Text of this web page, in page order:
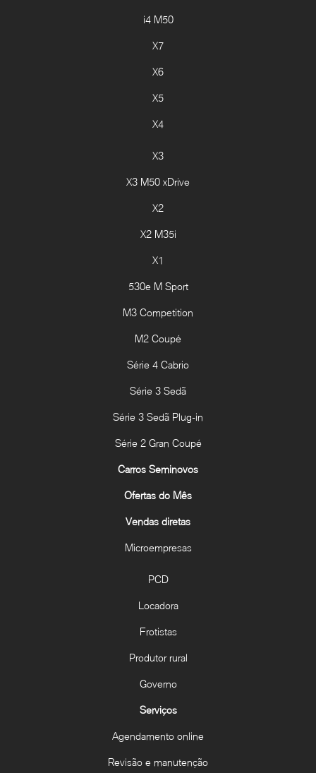
i4 M50
X7
X6
X5
X4
X3
X3 M50 xDrive
X2
X2 M35i
X1
530e M Sport
M3 Competition
M2 Coupé
Série 4 Cabrio
Série 3 Sedã
Série 3 Sedã Plug-in
Série 2 Gran Coupé
Carros Seminovos
Ofertas do Mês
Vendas diretas
Microempresas
PCD
Locadora
Frotistas
Produtor rural
Governo
Serviços
Agendamento online
Revisão e manutenção